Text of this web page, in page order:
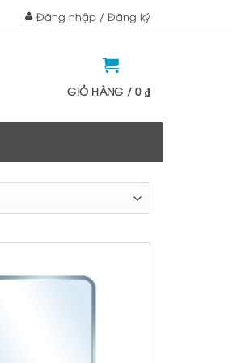
Đăng nhập / Đăng ký
GIỎ HÀNG /0 ₫